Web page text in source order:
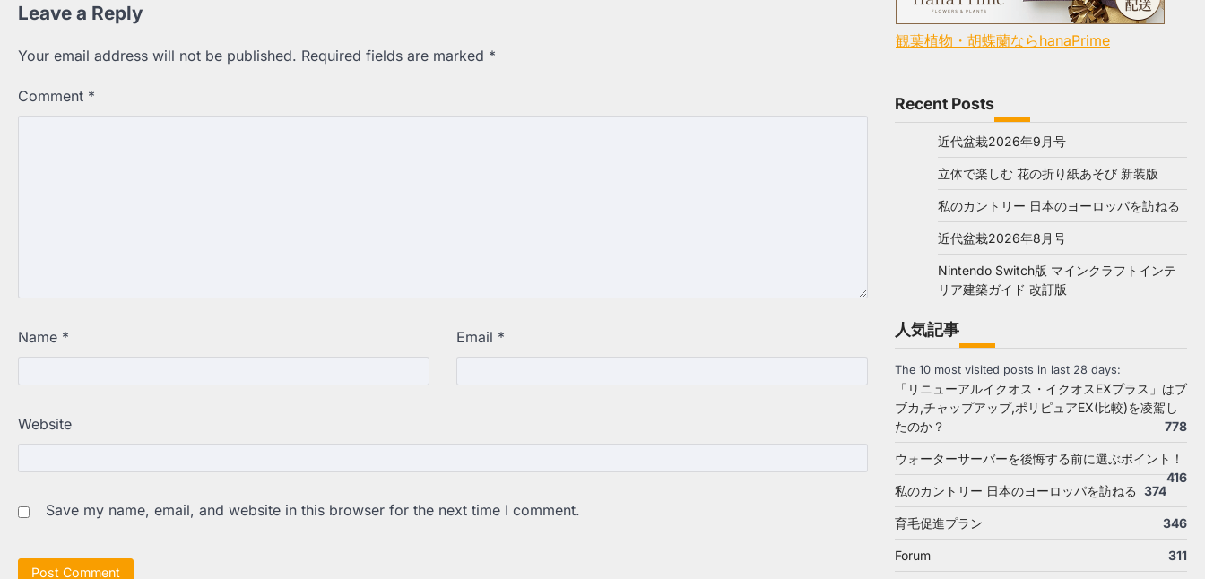
Leave a Reply
Your email address will not be published. Required fields are marked *
Comment *
Name * Email *
Website
Save my name, email, and website in this browser for the next time I comment.
観葉植物・胡蝶蘭ならhanaPrime
Recent Posts
近代盆栽2026年9月号
立体で楽しむ 花の折り紙あそび 新装版
私のカントリー 日本のヨーロッパを訪ねる
近代盆栽2026年8月号
Nintendo Switch版 マインクラフトインテ
リア建築ガイド 改訂版
人気記事
The 10 most visited posts in last 28 days:
「リニューアルイクオス・イクオスEXプラス」はブ
ブカ,チャップアップ,ポリピュアEX(比較)を凌駕し
たのか？
778
ウォーターサーバーを後悔する前に選ぶポイント！
416
私のカントリー 日本のヨーロッパを訪ねる 374
育毛促進プラン 346
Forum 311